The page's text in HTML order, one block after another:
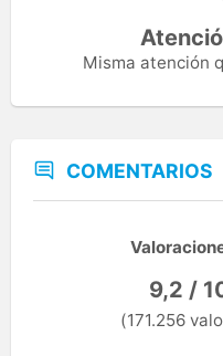
Misma atención
COMENTARIOS
9,2 /
(171.256